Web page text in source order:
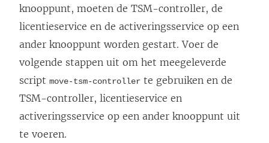
knooppunt, moeten de TSM-controller, de
licentieservice en de activeringsservice op een
ander knooppunt worden gestart. Voer de
volgende stappen uit om het meegeleverde
script move-tsm-controller te gebruiken en de
TSM-controller, licentieservice en
activeringsservice op een ander knooppunt uit
te voeren.